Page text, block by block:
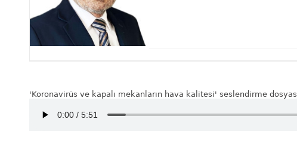
'Koronavirüs ve kapalı mekanların hava kalitesi' seslendirme